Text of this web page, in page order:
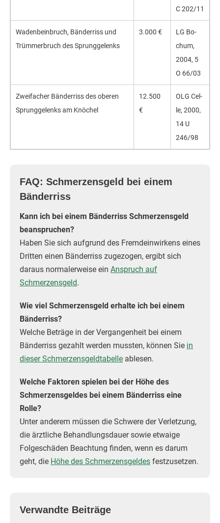
C 202/11
Waden­beinbruch, Bänderriss und
Trümmer­bruch des Sprungge­lenks
3.000 €
LG Bo­
chum,
2004, 5
O 66/03
Zweifacher Bänder­riss des oberen
Sprungge­lenks am Knöchel
12.500
€
OLG Cel­
le, 2000,
14 U
246/98
FAQ: Schmerzensgeld bei einem
Bänderriss
Kann ich bei einem Bänderriss Schmerzensgeld
beanspruchen?
Haben Sie sich aufgrund des Fremdeinwirkens eines
Dritten einen Bänderriss zugezogen, ergibt sich
daraus normalerweise ein Anspruch auf
Schmerzensgeld.
Wie viel Schmerzensgeld erhalte ich bei einem
Bänderriss?
Welche Beträge in der Vergangenheit bei einem
Bänderriss gezahlt werden mussten, können Sie in
dieser Schmerzensgeldtabelle ablesen.
Welche Faktoren spielen bei der Höhe des
Schmerzensgeldes bei einem Bänderriss eine
Rolle?
Unter anderem müssen die Schwere der Verletzung,
die ärztliche Behandlungsdauer sowie etwaige
Folgeschäden Beachtung finden, wenn es darum
geht, die Höhe des Schmerzensgeldes festzusetzen.
Verwandte Beiträge